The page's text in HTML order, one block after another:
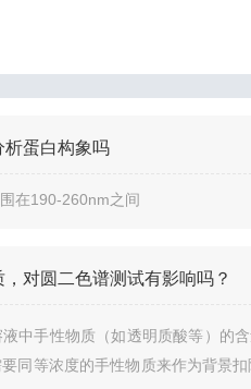
析蛋白构象吗
在190-260nm之间
对圆二色谱测试有影响吗？
中手性物质（如透明质酸等）的
同等浓度的手性物质来作为背景